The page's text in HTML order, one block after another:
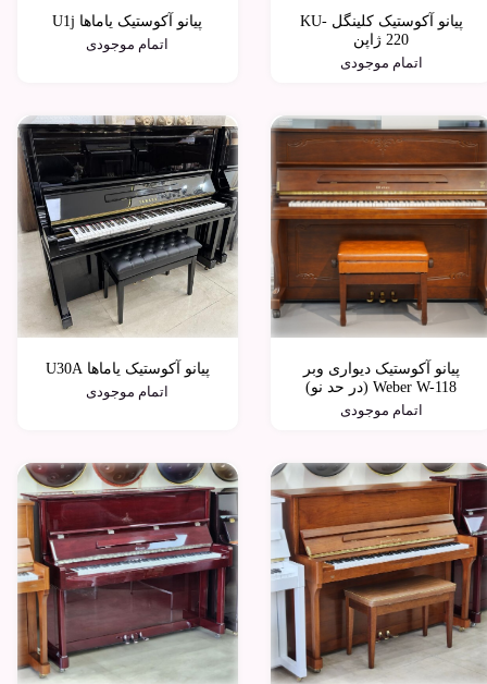
پیانو آکوستیک کلینگل KU-
220 ژاپن
اتمام موجودی
پیانو آکوستیک یاماها U1j
اتمام موجودی
پیانو آکوستیک دیواری وبر
Weber W-118 (در حد نو)
اتمام موجودی
پیانو آکوستیک یاماها U30A
اتمام موجودی